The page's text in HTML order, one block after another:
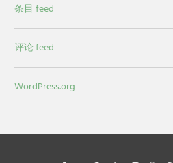
条目 feed
评论 feed
WordPress.org